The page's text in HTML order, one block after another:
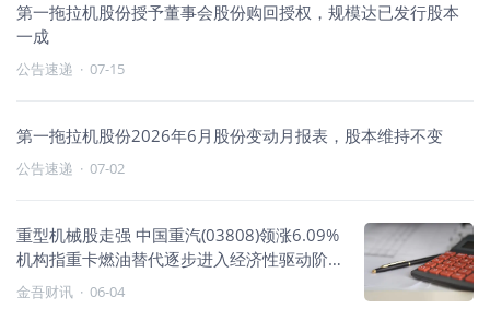
第一拖拉机股份授予董事会股份购回授权，规模达已发行股本
一成
公告速递 · 07-15
第一拖拉机股份2026年6月股份变动月报表，股本维持不变
公告速递 · 07-02
重型机械股走强 中国重汽(03808)领涨6.09%
机构指重卡燃油替代逐步进入经济性驱动阶
段
金吾财讯 · 06-04